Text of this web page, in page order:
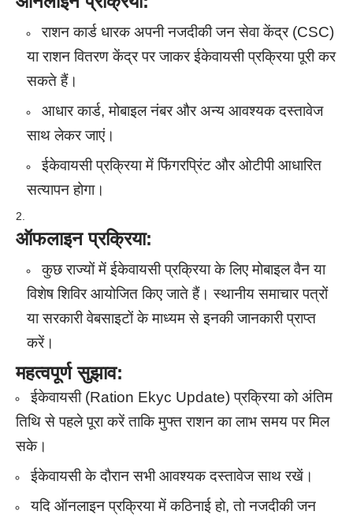
राशन कार्ड धारक अपनी नजदीकी जन सेवा केंद्र (CSC)
या राशन वितरण केंद्र पर जाकर ईकेवायसी प्रक्रिया पूरी कर
सकते हैं।
आधार कार्ड, मोबाइल नंबर और अन्य आवश्यक दस्तावेज
साथ लेकर जाएं।
ईकेवायसी प्रक्रिया में फिंगरप्रिंट और ओटीपी आधारित
सत्यापन होगा।
ऑफलाइन प्रक्रिया:
कुछ राज्यों में ईकेवायसी प्रक्रिया के लिए मोबाइल वैन या
विशेष शिविर आयोजित किए जाते हैं। स्थानीय समाचार पत्रों
या सरकारी वेबसाइटों के माध्यम से इनकी जानकारी प्राप्त
करें।
महत्वपूर्ण सुझाव:
ईकेवायसी (Ration Ekyc Update) प्रक्रिया को अंतिम
तिथि से पहले पूरा करें ताकि मुफ्त राशन का लाभ समय पर मिल
सके।
ईकेवायसी के दौरान सभी आवश्यक दस्तावेज साथ रखें।
यदि ऑनलाइन प्रक्रिया में कठिनाई हो, तो नजदीकी जन